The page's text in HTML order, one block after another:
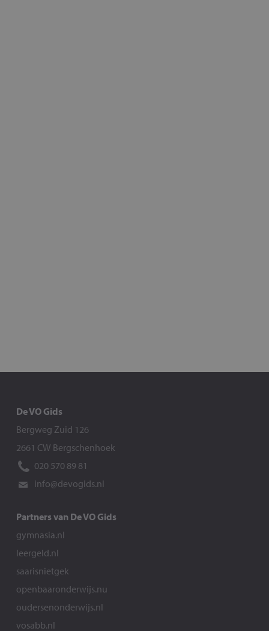
De VO Gids
Bergweg Zuid 126
2661 CW Bergschenhoek
020 570 89 81
info@devogids.nl
Partners van De VO Gids
gymnasia.nl
leergeld.nl
saarisnietgek
openbaaronderwijs.nu
oudersenonderwijs.nl
vosabb.nl